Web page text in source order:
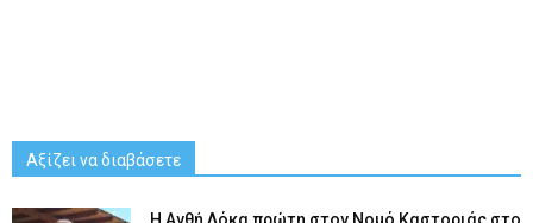
Αξίζει να διαβάσετε
Η Ανθή Λόκα πρώτη στον Νομό Καστοριάς στο